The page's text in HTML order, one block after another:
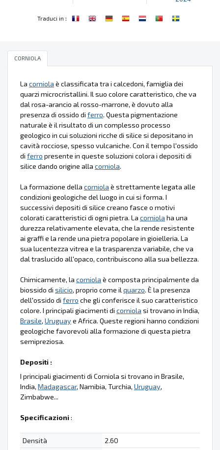
Traduci in :
CORNIOLA
La corniola è classificata tra i calcedoni, famiglia dei
quarzi microcristallini. Il suo colore caratteristico, che va
dal rosa-arancio al rosso-marrone, è dovuto alla
presenza di ossido di ferro. Questa pigmentazione
naturale è il risultato di un complesso processo
geologico in cui soluzioni ricche di silice si depositano in
cavità rocciose, spesso vulcaniche. Con il tempo l'ossido
di ferro presente in queste soluzioni colora i depositi di
silice dando origine alla corniola.
La formazione della corniola è strettamente legata alle
condizioni geologiche del luogo in cui si forma. I
successivi depositi di silice creano fasce o motivi
colorati caratteristici di ogni pietra. La corniola ha una
durezza relativamente elevata, che la rende resistente
ai graffi e la rende una pietra popolare in gioielleria. La
sua lucentezza vitrea e la trasparenza variabile, che va
dal traslucido all'opaco, contribuiscono alla sua bellezza.
Chimicamente, la corniola è composta principalmente da
biossido di silicio, proprio come il quarzo. È la presenza
dell'ossido di ferro che gli conferisce il suo caratteristico
colore. I principali giacimenti di corniola si trovano in India,
Brasile, Uruguay e Africa. Queste regioni hanno condizioni
geologiche favorevoli alla formazione di questa pietra
semipreziosa.
Depositi :
I principali giacimenti di Corniola si trovano in Brasile,
India, Madagascar, Namibia, Turchia, Uruguay,
Zimbabwe...
Specificazioni:
Densità
2.60